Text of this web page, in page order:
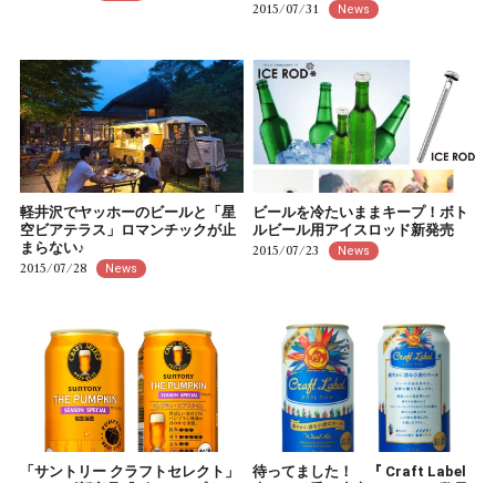
2015/07/31 News
軽井沢でヤッホーのビールと「星
空ビアテラス」ロマンチックが止
まらない♪
2015/07/28 News
ビールを冷たいままキープ！ボト
ルビール用アイスロッド新発売
2015/07/23 News
「サントリー クラフトセレクト」
待ってました！ 『 Craft Label